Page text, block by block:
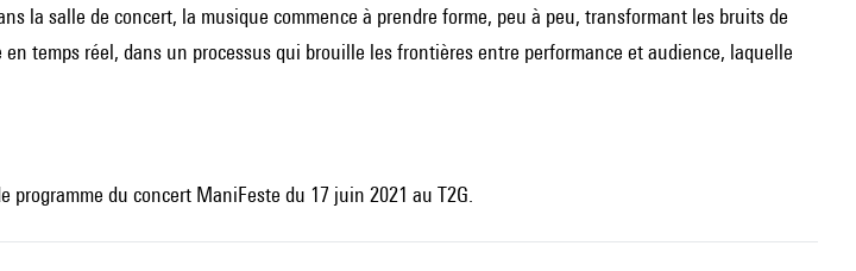
la salle de concert, la musique commence à prendre forme, peu à peu, transformant les bruits de
temps réel, dans un processus qui brouille les frontières entre performance et audience, laquelle
programme du concert ManiFeste du 17 juin 2021 au T2G.